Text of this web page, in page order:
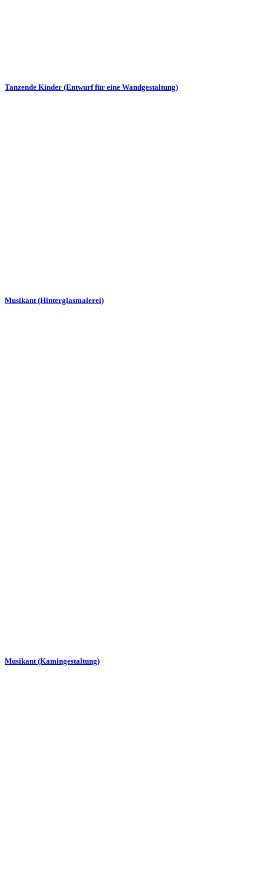
Tanzende Kinder (Entwurf für eine Wandgestaltung)
Musikant (Hinterglasmalerei)
Musikant (Kamingestaltung)